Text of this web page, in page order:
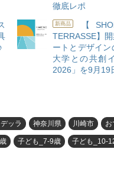
徹底レポ
新商品
【
TERRASSE】
ートとデザイ
大学との共創
2026」を9月19
ッラ 神奈川県 川崎市 お
子ども_7-9歳 子ども_10-